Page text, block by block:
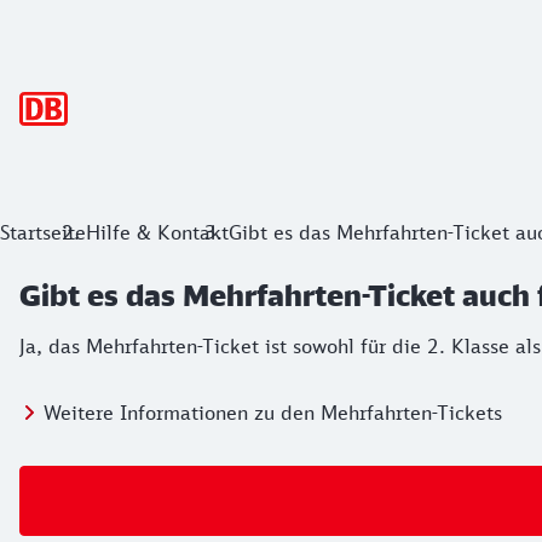
StartseiteHilfe & KontaktGibt es das Mehrfahrten-Ticket
Gibt es das Mehrfahrten-Ticket auch
Ja, das Mehrfahrten-Ticket ist sowohl für die 2. Klasse
Weitere Informationen zu den Mehrfahrten-Tickets